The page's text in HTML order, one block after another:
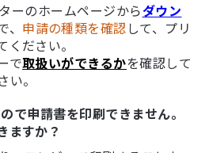
ーのホームページからダウン
申請の種類を確認して、プリ
ださい。
で取扱いができるかを確認して
。
で申請書を印刷できません。
ますか？